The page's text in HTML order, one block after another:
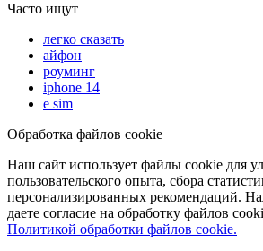
Часто ищут
легко сказать
айфон
роуминг
iphone 14
e sim
Обработка файлов cookie
Наш сайт использует файлы cookie для
пользовательского опыта, сбора
персонализированных рекомендаций.
даете согласие на обработку файлов
Политикой обработки файлов cookie.